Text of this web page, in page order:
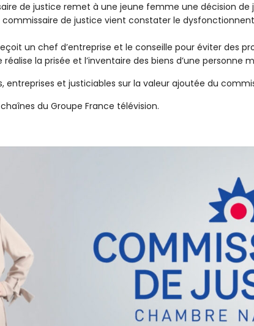
de justice remet à une jeune femme une décision de
commissaire de justice vient constater le
un chef d’entreprise et le conseille pour éviter des
la prisée et l’inventaire des biens d’une
et justiciables sur la valeur ajoutée du
du Groupe France télévision.